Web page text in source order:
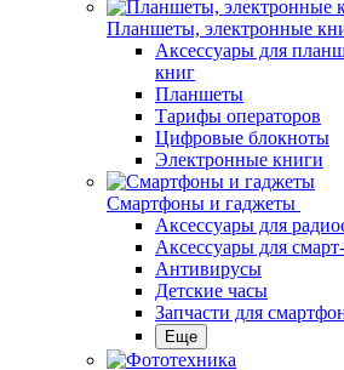
Планшеты, электронные
Аксессуары для
книг
Планшеты
Тарифы операторов
Цифровые блокноты
Электронные книги
Смартфоны и гаджеты
Аксессуары для
Аксессуары для
Антивирусы
Детские часы
Запчасти для
Еще